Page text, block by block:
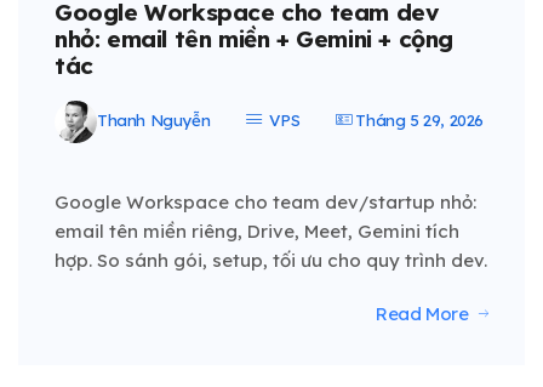
Google Workspace cho team dev
nhỏ: email tên miền + Gemini + cộng
tác
Thanh Nguyễn VPS Tháng 5 29, 2026
Google Workspace cho team dev/startup nhỏ:
email tên miền riêng, Drive, Meet, Gemini tích
hợp. So sánh gói, setup, tối ưu cho quy trình dev.
Read More